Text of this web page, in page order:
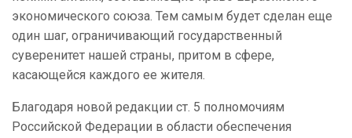
экономического союза. Тем самым будет сделан еще
один шаг, ограничивающий государственный
суверенитет нашей страны, притом в сфере,
касающейся каждого ее жителя.
Благодаря новой редакции ст. 5 полномочиям
Российской Федерации в области обеспечения